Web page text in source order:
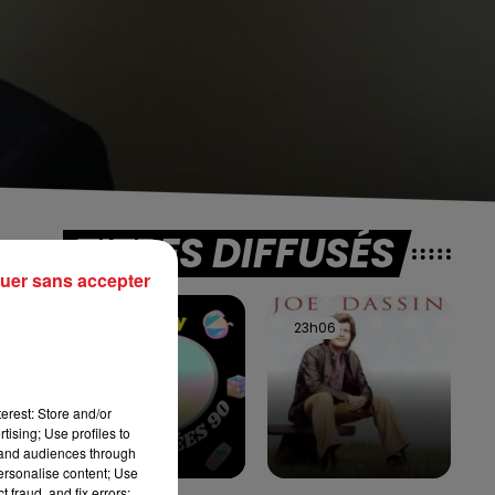
TITRES DIFFUSÉS
23h06
23h06
Store and/or
Use profiles to
audiences through
content; Use
sans accepter